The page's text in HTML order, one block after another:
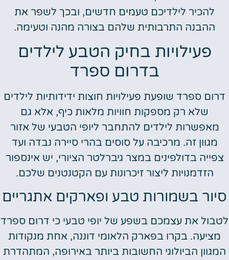
להכיר לילדיכם טעמים חדשים, ובכך לשפר את
ההבנה התרבותית שלהם בצורה מהנה וטעימה.
פעילויות בחיק הטבע לילדים
בדרום ספרד
ספרד שופעת פעילויות חוצות ידידותיות לילדים
שלא רק מספקות חוויות מלאות כיף, אלא גם
מאפשרות לילדים להתחבר ליופי הטבעי של אזור
מגוון זה. מרכיבה על סוסים בהרי סיירה נבדה ועד
בדולפינים במצר גיברלטר הציורי, יש אינספור
הזדמנויות ליצור זיכרונות עם הקטנטנים שלכם.
בשמורות טבע ופארקים אתגריים
את עצמכם בשפע של יופי טבעי כי דרום ספרד
מציעה. בקרו בפארק הלאומי דוננה, אחת מנקודות
הביולוגי החשובות ביותר באירופה, המתהדרת